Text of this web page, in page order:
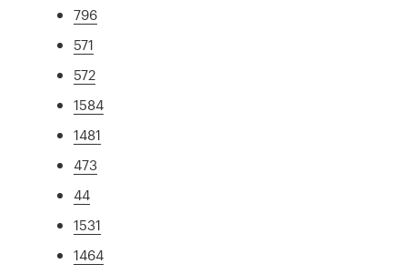
796
571
572
1584
1481
473
44
1531
1464